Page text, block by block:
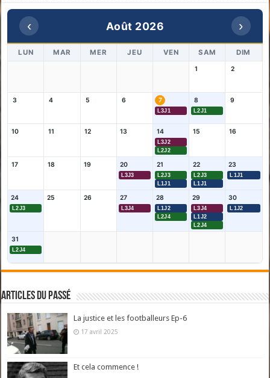
‹ Août 2026 ›
LUN MAR MER JEU VEN SAM DIM
1 2
3 4 5 6 7
L3J1
8
L2J1
9
10 11 12 13 14
L3J2
L2J2
15 16
17 18 19 20
L3J3
21
L2J3
L1J1
22
L2J3
L1J1
23
L1J1
24
L2J3
25 26 27
L3J4
28
L1J2
L2J4
29
L3J4
L1J2
L2J4
30
L1J2
31
L2J4
Articles du passé
La justice et les footballeurs Ep-6
17 avril 2025
Et cela commence !